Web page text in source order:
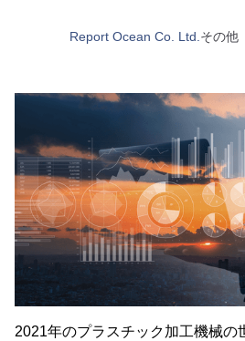
Report Ocean Co. Ltd. その他
2021年のプラスチック加工機械の